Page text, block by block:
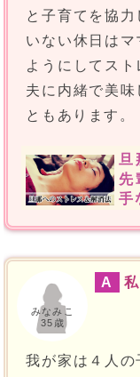
と子育てを協
いない休日はマ
ようにしてスト
夫に内緒で美味
ともあります。
旦
先
手
みなみこ
35歳
A
我が家は４人の